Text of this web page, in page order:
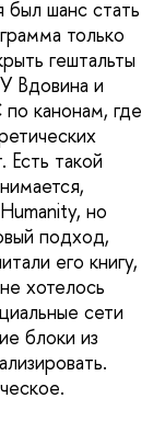
шанс стать
только
гештальты
Вдовина и
канонам, где
Есть такой
но
подход,
его книгу,
хотелось
сети
блоки из